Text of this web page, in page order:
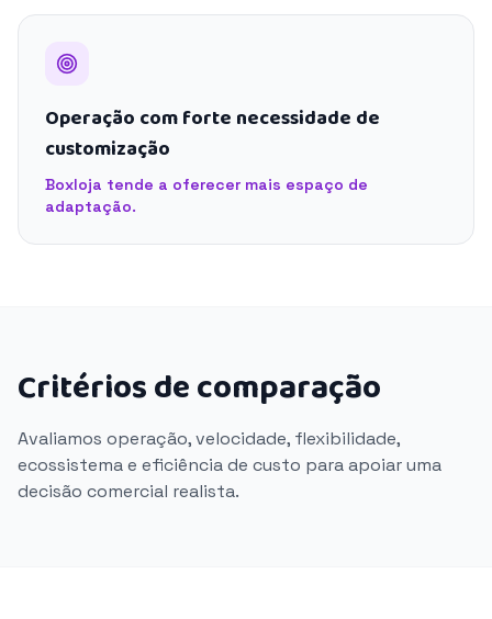
Operação com forte necessidade de
customização
Boxloja tende a oferecer mais espaço de
adaptação.
Critérios de comparação
Avaliamos operação, velocidade, flexibilidade,
ecossistema e eficiência de custo para apoiar uma
decisão comercial realista.